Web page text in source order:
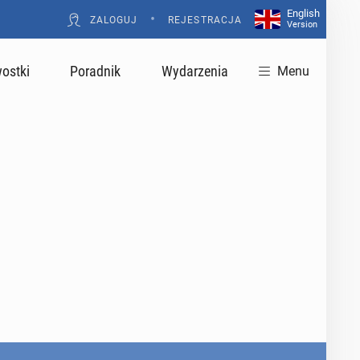
ZALOGUJ • REJESTRACJA
English
Version
Poradnik Wydarzenia Menu